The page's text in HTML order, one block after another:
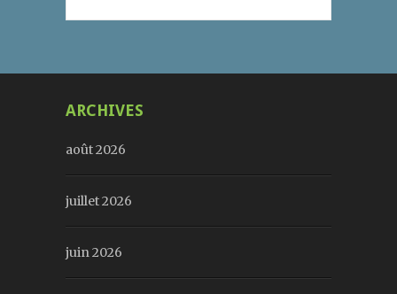
ARCHIVES
août 2026
juillet 2026
juin 2026